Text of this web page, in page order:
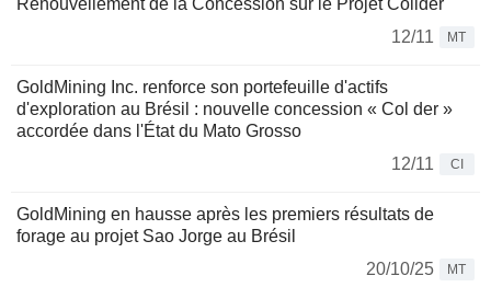
Renouvellement de la Concession sur le Projet Colider
12/11
MT
GoldMining Inc. renforce son portefeuille d'actifs
d'exploration au Brésil : nouvelle concession « Col der »
accordée dans l'État du Mato Grosso
12/11
CI
GoldMining en hausse après les premiers résultats de
forage au projet Sao Jorge au Brésil
20/10/25
MT